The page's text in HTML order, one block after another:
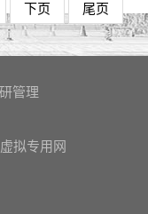
下页 尾页
管理
拟专用网